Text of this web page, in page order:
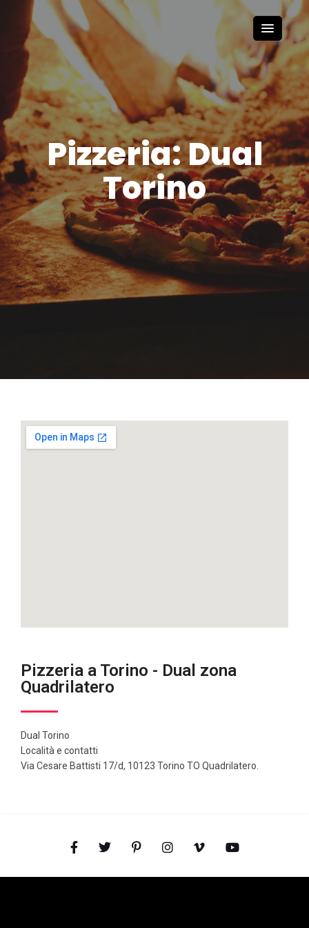
Pizzeria: Dual
Torino
Pizzeria a Torino - Dual zona
Quadrilatero
Dual Torino
Località e contatti
Via Cesare Battisti 17/d, 10123 Torino TO Quadrilatero.